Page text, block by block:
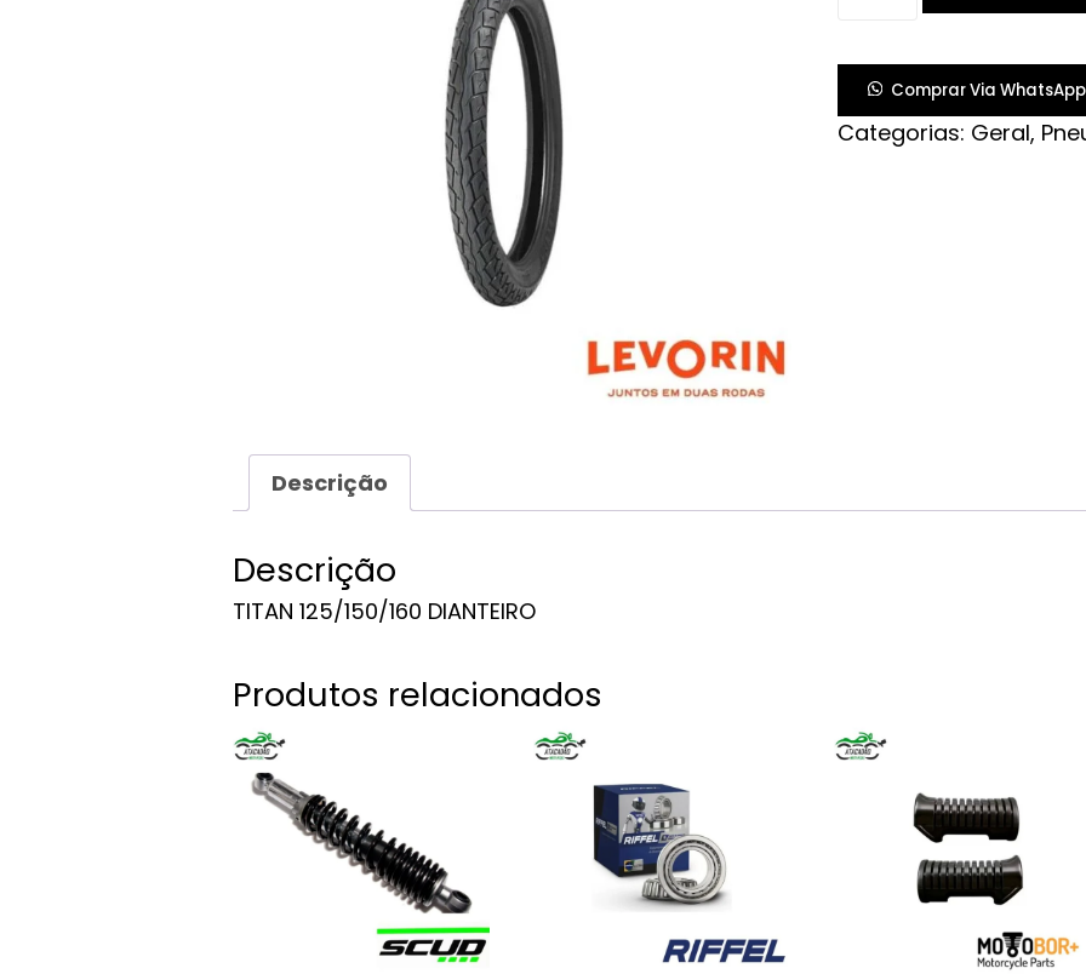
MATRIX
quantidade
Comprar Via WhatsApp
Categorias: Geral,
Descrição
Descrição
TITAN 125/150/160 DIANTEIRO
Produtos relacionados